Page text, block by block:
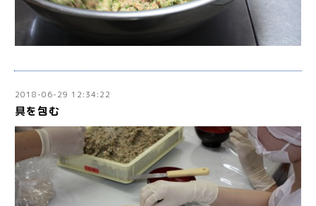
2018-06-29 12:34:22
具を包む